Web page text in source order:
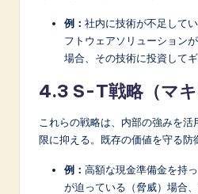
例： 社内に技術が不足して
フトウェアソリューション
場合、その技術に投資してギ
4.3 S-T戦略（マキ
これらの戦略は、内部の強みを
限に抑える。既存の価値を守る防
例： 高額な現金準備金を持
が迫っている（脅威）場合